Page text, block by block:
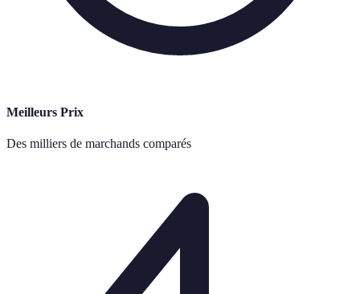
Meilleurs Prix
Des milliers de marchands comparés